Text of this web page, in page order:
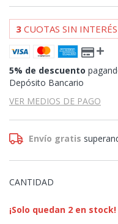
3 CUOTAS SIN
5% de descuento
Depósito Bancario
VER MEDIOS DE PAGO
Envío gratis
CANTIDAD
¡Solo quedan 2 en stock!